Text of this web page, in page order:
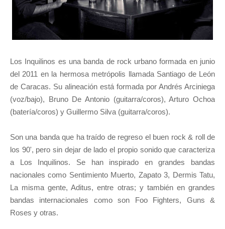
Los Inquilinos es una banda de rock urbano formada en junio
del 2011 en la hermosa metrópolis llamada Santiago de León
de Caracas. Su alineación está formada por Andrés Arciniega
(voz/bajo), Bruno De Antonio (guitarra/coros), Arturo Ochoa
(batería/coros) y Guillermo Silva (guitarra/coros).
Son una banda que ha traído de regreso el buen rock & roll de
los 90', pero sin dejar de lado el propio sonido que caracteriza
a Los Inquilinos. Se han inspirado en grandes bandas
nacionales como Sentimiento Muerto, Zapato 3, Dermis Tatu,
La misma gente, Aditus, entre otras; y también en grandes
bandas internacionales como son Foo Fighters, Guns &
Roses y otras.